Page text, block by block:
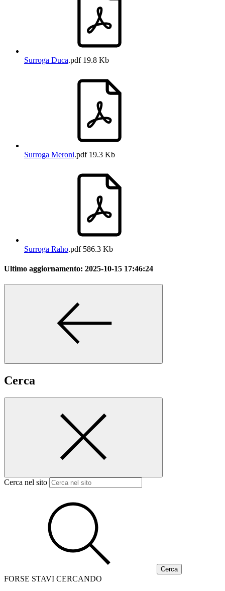
Surroga Duca.pdf19.8 Kb
Surroga Meroni.pdf19.3 Kb
Surroga Raho.pdf586.3 Kb
Ultimo aggiornamento: 2025-10-15 17:46:24
Cerca
Cerca nel sito
FORSE STAVI CERCANDO